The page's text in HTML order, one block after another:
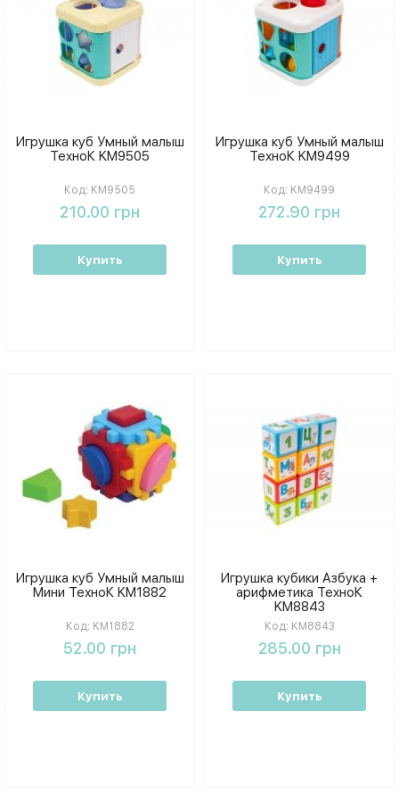
Игрушка куб Умный малыш
ТехноК KM9505
Код: KM9505
210.00 грн
Купить
Игрушка куб Умный малыш
ТехноК KM9499
Код: KM9499
272.90 грн
Купить
Игрушка куб Умный малыш
Мини ТехноК KM1882
Код: KM1882
52.00 грн
Купить
Игрушка кубики Азбука +
арифметика ТехноК
KM8843
Код: KM8843
285.00 грн
Купить